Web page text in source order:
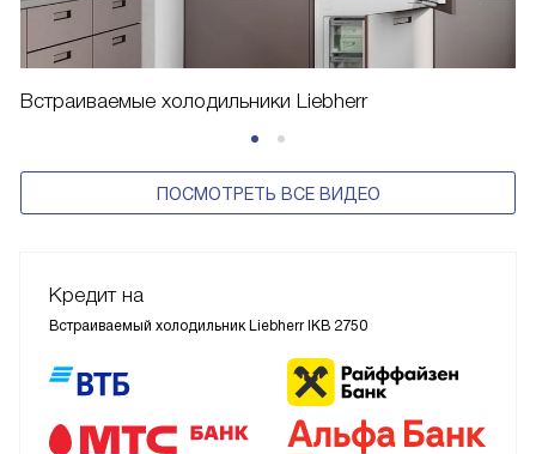
Встраиваемые холодильники Liebherr
ПОСМОТРЕТЬ ВСЕ ВИДЕО
Кредит на
Встраиваемый холодильник Liebherr IKB 2750